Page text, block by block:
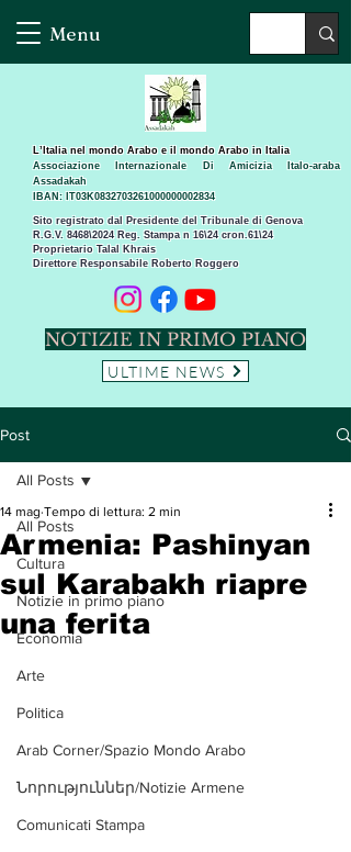
Menu
Sito registrato dal Presidente del Tribunale di Genova
R.G.V. 8468\2024 Reg. Stampa n 16\24 cron.61\24 ​
Proprietario Talal Khrais
Direttore Responsabile Roberto Roggero
L’Italia nel mondo Arabo e il mondo Arabo in Italia
Associazione Internazionale Di Amicizia Italo-araba
Assadakah
IBAN: IT03K0832703261000000002834
NOTIZIE IN PRIMO PIANO
ULTIME NEWS
Post
All Posts
Cultura
Notizie in primo piano
Economia
Arte
Politica
Arab Corner/Spazio Mondo Arabo
Նորություններ/Notizie Armene
Comunicati Stampa
All Posts
Armenia: Pashinyan
sul Karabakh riapre
una ferita
14 mag Tempo di lettura: 2 min